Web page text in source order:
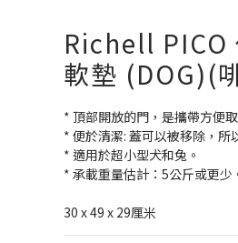
Richell PICO
軟墊 (DOG)(
* 頂部開放的門，是攜帶方便
* 便於清潔: 蓋可以被移除，所
* 適用於超小型犬和兔。
* 承載重量估計：5公斤或更少
30 x 49 x 29厘米